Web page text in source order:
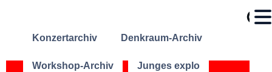
Konzertarchiv Denkraum-Archiv
Workshop-Archiv Junges explo